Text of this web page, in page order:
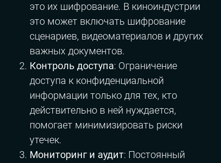
это их шифрование. В киноиндустрии
это может включать шифрование
сценариев, видеоматериалов и других
важных документов.
Контроль доступа: Ограничение
доступа к конфиденциальной
информации только для тех, кто
действительно в ней нуждается,
помогает минимизировать риски
утечек.
Мониторинг и аудит: Постоянный